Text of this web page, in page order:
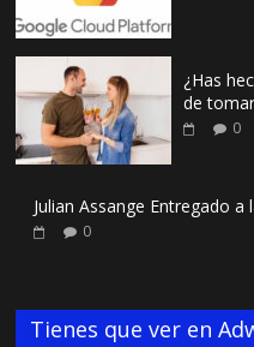
¿Has
de
0
Julian Assange Entregado
0
Tienes que ver en